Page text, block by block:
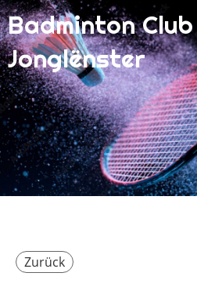
Badminton Club
Jonglënster
Zurück